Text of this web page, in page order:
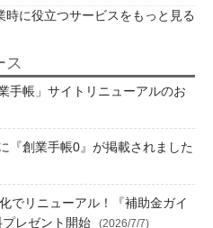
時に役立つサービスをもっと見る
ス
手帳」サイトリニューアルのお
『創業手帳0』が掲載されました
でリニューアル！『補助金ガイ
レゼント開始
(2026/7/7)